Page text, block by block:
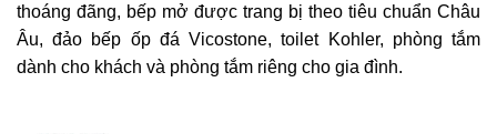
thoáng đãng, bếp mở được trang bị theo tiêu chuẩn Châu
Âu, đảo bếp ốp đá Vicostone, toilet Kohler, phòng tắm
dành cho khách và phòng tắm riêng cho gia đình.